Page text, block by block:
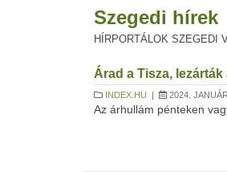
Szegedi hírek
HÍRPORTÁLOK SZEGEDI
Árad a Tisza,
INDEX.HU | 2024.
Az árhullám pénteken